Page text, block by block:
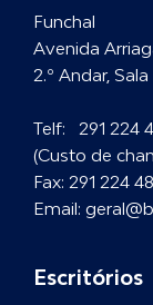
Funchal
Avenida
2.º Andar,
Telf:
291 224
(Custo de
Fax: 291 224
Email:
Escritórios